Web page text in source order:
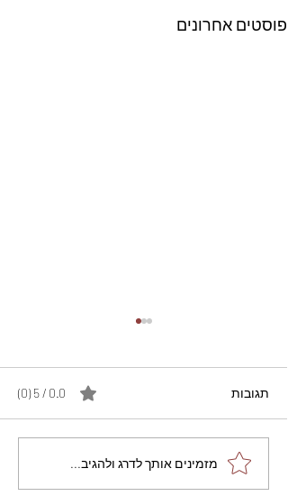
פוסטים אחרונים
מתכון מנצח עוגת מייפל
שוקולד בחושה וקלה - זיוה
תגובות 0.0 / 5 ‏(0)
מזמינים אותך לדרג ולהגיב...